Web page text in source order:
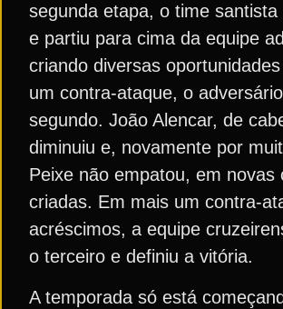
segunda etapa, o time santista
e partiu para cima da equipe
criando diversas
um contra-ataque, o
segundo. João Alencar, de
diminuiu e, novamente por
Peixe não empatou, em novas
criadas. Em mais um contra-
acréscimos, a equipe
o terceiro e definiu a vitória.
A temporada só está